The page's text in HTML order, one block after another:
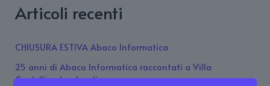
Articoli recenti
CHIUSURA ESTIVA Abaco Informatica
25 anni di Abaco Informatica raccontati a Villa
Cordellina Lombardi.